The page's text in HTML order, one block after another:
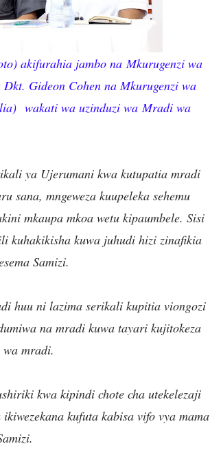
akifurahia jambo na Mkurugenzi wa
Gideon Cohen na Mkurugenzi wa
wakati wa uzinduzi wa Mradi wa
ya Ujerumani kwa kutupatia mradi
sana, mngeweza kuupeleka sehemu
mkaupa mkoa wetu kipaumbele. Sisi
kuhakikisha kuwa juhudi hizi zinafikia
Samizi.
huu ni lazima serikali kupitia viongozi
na mradi kuwa tayari kujitokeza
mradi.
kwa kipindi chote cha utekelezaji
kufuta kabisa vifo vya mama